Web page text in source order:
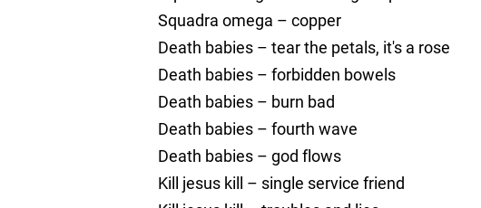
Squadra omega – copper
Death babies – tear the petals, it's a rose
Death babies – forbidden bowels
Death babies – burn bad
Death babies – fourth wave
Death babies – god flows
Kill jesus kill – single service friend